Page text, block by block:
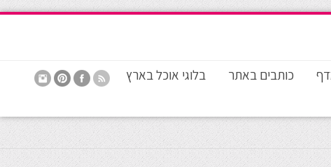
כותבים באתר בלוגי אוכל בארץ